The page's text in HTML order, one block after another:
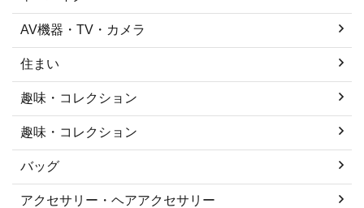
AV機器・TV・カメラ
住まい
趣味・コレクション
趣味・コレクション
バッグ
アクセサリー・ヘアアクセサリー